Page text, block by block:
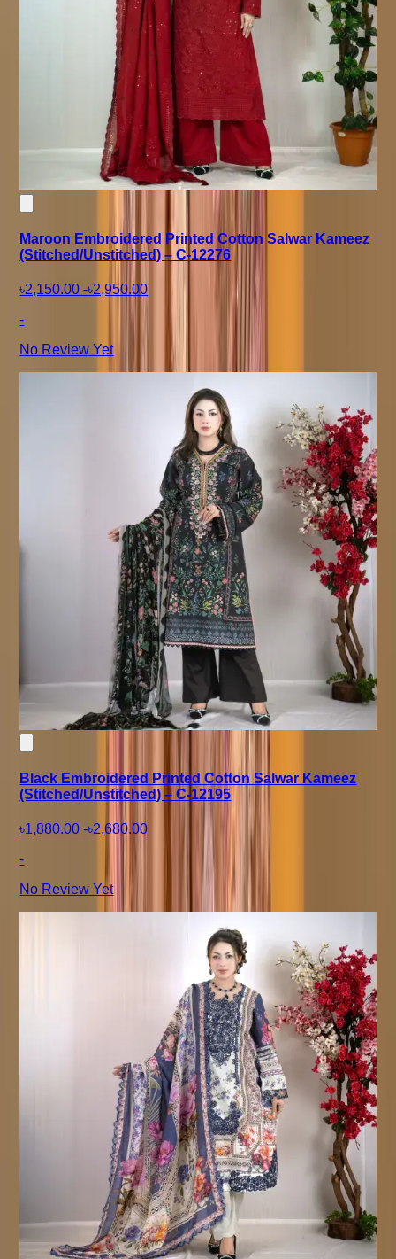
Maroon Embroidered Printed Cotton Salwar Kameez
(Stitched/Unstitched) – C-12276
৳2,150.00 -৳2,950.00
-
No Review Yet
Black Embroidered Printed Cotton Salwar Kameez
(Stitched/Unstitched) – C-12195
৳1,880.00 -৳2,680.00
-
No Review Yet